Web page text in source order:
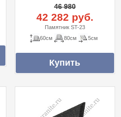
46 980
42 282 руб.
Памятник ST-23
60см
80см 5см